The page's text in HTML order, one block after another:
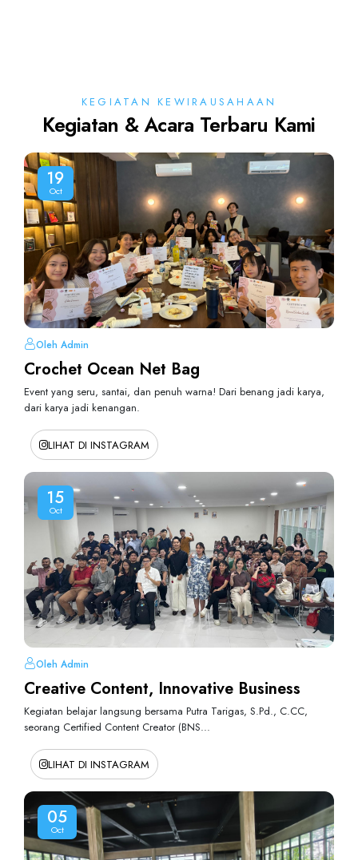
KEGIATAN KEWIRAUSAHAAN
Kegiatan & Acara Terbaru Kami
19
Oct
Oleh Admin
Crochet Ocean Net Bag
Event yang seru, santai, dan penuh warna! Dari benang jadi karya,
dari karya jadi kenangan.
LIHAT DI INSTAGRAM
15
Oct
Oleh Admin
Creative Content, Innovative Business
Kegiatan belajar langsung bersama Putra Tarigas, S.Pd., C.CC,
seorang Certified Content Creator (BNS...
LIHAT DI INSTAGRAM
05
Oct